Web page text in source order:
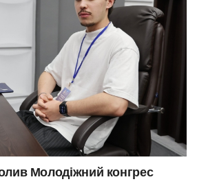
Молодіжний конгрес